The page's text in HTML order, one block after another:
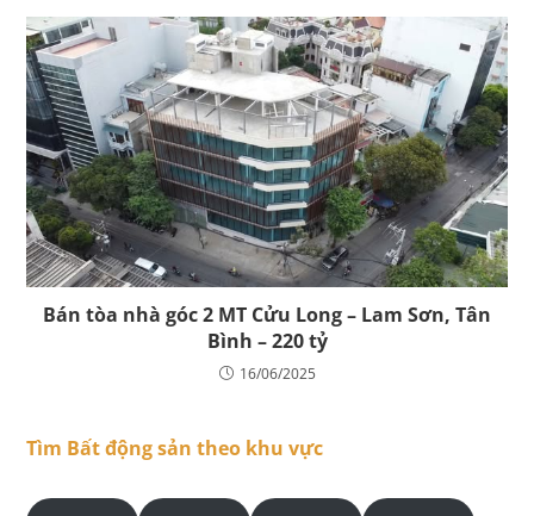
Bán tòa nhà góc 2 MT Cửu Long – Lam Sơn, Tân
Bình – 220 tỷ
16/06/2025
Tìm Bất động sản theo khu vực